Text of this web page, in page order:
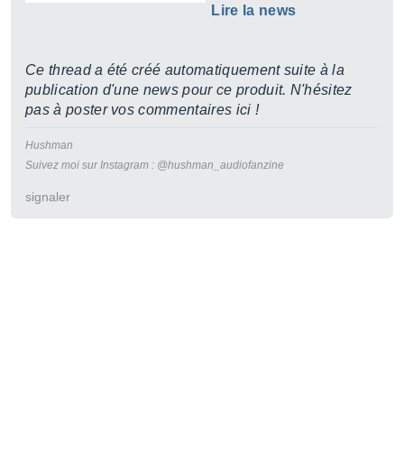
Lire la news
Ce thread a été créé automatiquement suite à la
publication d'une news pour ce produit. N'hésitez
pas à poster vos commentaires ici !
Hushman
Suivez moi sur Instagram : @hushman_audiofanzine
signaler